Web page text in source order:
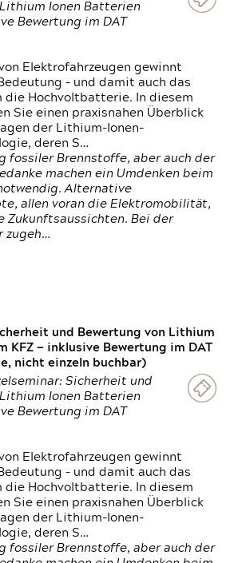
Ionen Batterien
Bewertung im DAT
Elektrofahrzeugen gewinnt
– und damit auch das
die Hochvoltbatterie. In diesem
Sie einen praxisnahen Überblick
der Lithium-Ionen-
deren S…
fossiler Brennstoffe, aber auch der
machen ein Umdenken beim
Alternative
allen voran die Elektromobilität,
Zukunftsaussichten. Bei der
zugeh…
und Bewertung von Lithium
KFZ — inklusive Bewertung im DAT
nicht einzeln buchbar)
Sicherheit und
Ionen Batterien
Bewertung im DAT
Elektrofahrzeugen gewinnt
– und damit auch das
die Hochvoltbatterie. In diesem
Sie einen praxisnahen Überblick
der Lithium-Ionen-
deren S…
fossiler Brennstoffe, aber auch der